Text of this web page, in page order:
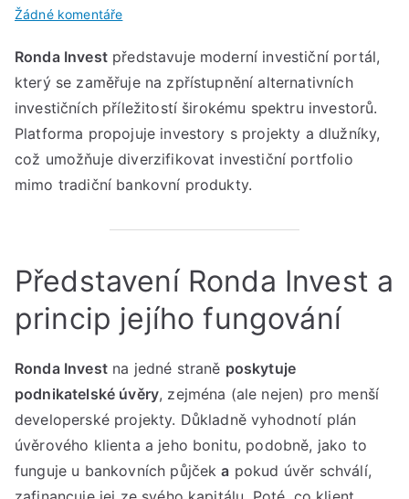
Žádné komentářeu
Invest:
recenze
prověřené
české
platformy
Ronda Investpředstavuje moderní investiční portál,
který se zaměřuje na zpřístupnění alternativních
investičních příležitostí širokému spektru investorů.
Platforma propojuje investory s projekty a dlužníky,
což umožňuje diverzifikovat investiční portfolio
mimo tradiční bankovní produkty.
Představení Ronda Invest a
princip jejího fungování
Ronda Investna jedné straně poskytuje
podnikatelské úvěry, zejména (ale nejen) pro menší
developerské projekty. Důkladně vyhodnotí plán
úvěrového klienta a jeho bonitu, podobně, jako to
funguje u bankovních půjčeka pokud úvěr schválí,